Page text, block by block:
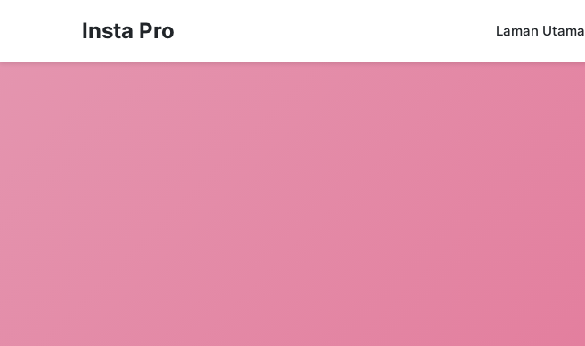
Insta Pro Laman Utama